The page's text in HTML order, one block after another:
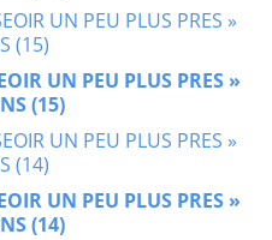
UN PEU PLUS PRES »
(15)
UN PEU PLUS PRES »
(14)